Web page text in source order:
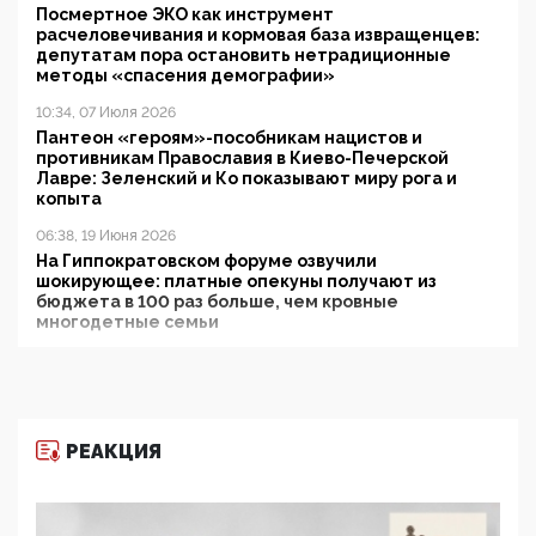
Посмертное ЭКО как инструмент
расчеловечивания и кормовая база извращенцев:
депутатам пора остановить нетрадиционные
методы «спасения демографии»
10:34, 07 Июля 2026
Пантеон «героям»-пособникам нацистов и
противникам Православия в Киево-Печерской
Лавре: Зеленский и Ко показывают миру рога и
копыта
06:38, 19 Июня 2026
На Гиппократовском форуме озвучили
шокирующее: платные опекуны получают из
бюджета в 100 раз больше, чем кровные
многодетные семьи
11:53, 09 Июня 2026
деятельность ИИТО ЮНЕСКО в России, но
цифроглобалисты продолжают определять
РЕАКЦИЯ